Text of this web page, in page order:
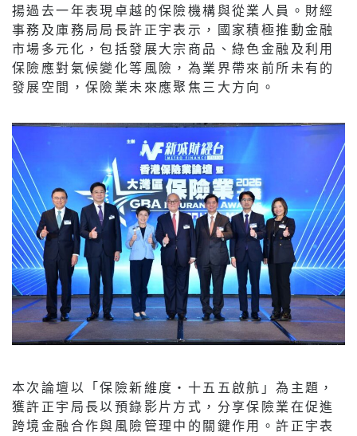
揚過去一年表現卓越的保險機構與從業人員。財經
事務及庫務局局長許正宇表示，國家積極推動金融
市場多元化，包括發展大宗商品、綠色金融及利用
保險應對氣候變化等風險，為業界帶來前所未有的
發展空間，保險業未來應聚焦三大方向。
本次論壇以「保險新維度‧十五五啟航」為主題，
獲許正宇局長以預錄影片方式，分享保險業在促進
跨境金融合作與風險管理中的關鍵作用。許正宇表